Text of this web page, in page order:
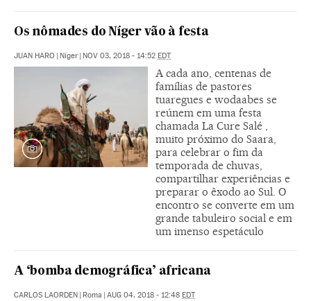
Os nômades do Níger vão à festa
JUAN HARO Níger NOV 03, 2018 - 14:52 EDT
A cada ano, centenas de
famílias de pastores
tuaregues e wodaabes se
reúnem em uma festa
chamada La Cure Salé ,
muito próximo do Saara,
para celebrar o fim da
temporada de chuvas,
compartilhar experiências e
preparar o êxodo ao Sul. O
encontro se converte em um
grande tabuleiro social e em
um imenso espetáculo
A ‘bomba demográfica’ africana
CARLOS LAORDEN Roma AUG 04, 2018 - 12:48 EDT